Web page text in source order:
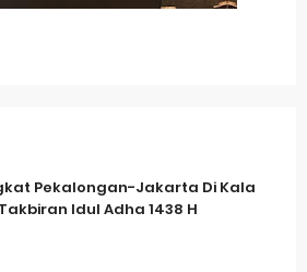
Pekalongan-Jakarta Di Kala
Idul Adha 1438 H